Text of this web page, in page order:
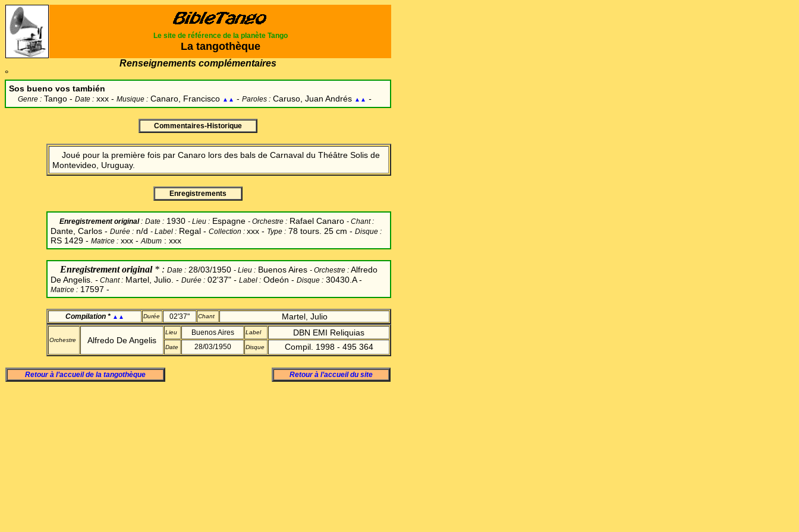
Le site de référence de la planète Tango
La tangothèque
Renseignements complémentaires
°
Sos bueno vos también
Genre : Tango - Date : xxx - Musique : Canaro, Francisco ▲▲ - Paroles : Caruso, Juan Andrés ▲▲ -
Commentaires-Historique
Joué pour la première fois par Canaro lors des bals de Carnaval du Théâtre Solis de
Montevideo, Uruguay.
Enregistrements
Enregistrement original: Date : 1930 - Lieu : Espagne - Orchestre : Rafael Canaro - Chant:
Dante, Carlos - Durée : n/d - Label : Regal - Collection : xxx - Type : 78 tours. 25 cm - Disque :
RS 1429 - Matrice : xxx - Album : xxx
Enregistrement original * : Date : 28/03/1950 - Lieu : Buenos Aires - Orchestre : Alfredo
De Angelis. - Chant: Martel, Julio. - Durée : 02'37" - Label : Odeón - Disque : 30430.A -
Matrice : 17597 -
Compilation * ▲▲ Durée 02'37" Chant Martel, Julio
Orchestre Alfredo De Angelis
Lieu Buenos Aires Label DBN EMI Reliquias
Date 28/03/1950 Disque Compil. 1998 - 495 364
Retour à l’accueil de la tangothèque Retour à l’accueil du site